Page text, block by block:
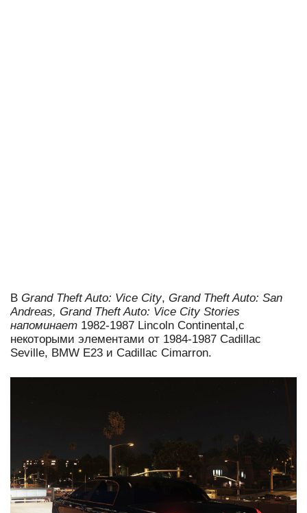
В Grand Theft Auto: Vice City, Grand Theft Auto: San
Andreas, Grand Theft Auto: Vice City Stories
напоминает 1982-1987 Lincoln Continental,с
некоторыми элементами от 1984-1987 Cadillac
Seville, BMW E23 и Cadillac Cimarron.